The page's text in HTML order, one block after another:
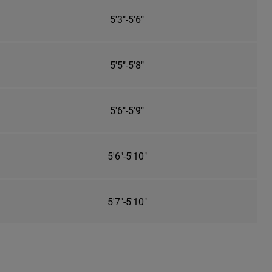
5'3"-5'6"
5'5"-5'8"
5'6"-5'9"
5'6"-5'10"
5'7"-5'10"